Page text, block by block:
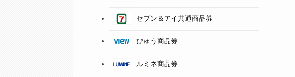
セブン＆アイ共通商品券
びゅう商品券
ルミネ商品券